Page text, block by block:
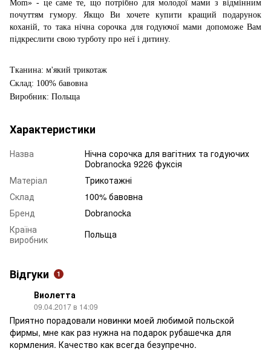
Mom» - це саме те, що потрібно для молодої мами з відмінним
почуттям гумору. Якщо Ви хочете купити кращий подарунок
коханій, то така нічна сорочка для годуючої мами допоможе Вам
підкреслити свою турботу про неї і дитину.
Тканина: м'який трикотаж
Склад: 100% бавовна
Виробник: Польща
Характеристики
Назва
Нічна сорочка для вагітних та годуючих
Dobranocka 9226 фуксія
Матеріал
Трикотажні
Склад
100% бавовна
Бренд
Dobranocka
Країна
виробник
Польща
Відгуки 1
Виолетта
09.04.2017 в 14:09
Приятно порадовали новинки моей любимой польской
фирмы, мне как раз нужна на подарок рубашечка для
кормления. Качество как всегда безупречно.